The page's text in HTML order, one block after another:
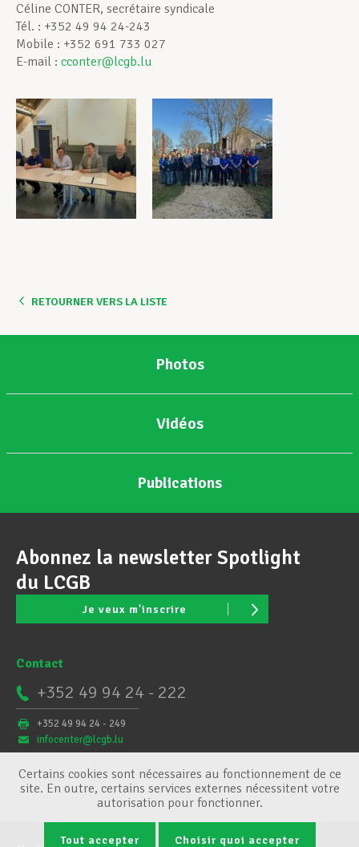
Céline CONTER, secrétaire syndicale
Tél. : +352 49 94 24-243
Mobile : +352 691 733 027
E-mail : cconter@lcgb.lu
RETOURNER VERS LA LISTE
Photos
Vidéos
Publications
Abonnez la newsletter Spotlight
du LCGB
Je veux m'inscrire
Contact
+352 49 94 24 - 222
+352 49 94 24 - 249
infocenter@lcgb.lu
Certains cookies sont nécessaires au fonctionnement de ce
site. En outre, certains services externes nécessitent votre
autorisation pour fonctionner.
Tout accepter Choisir quoi accepter